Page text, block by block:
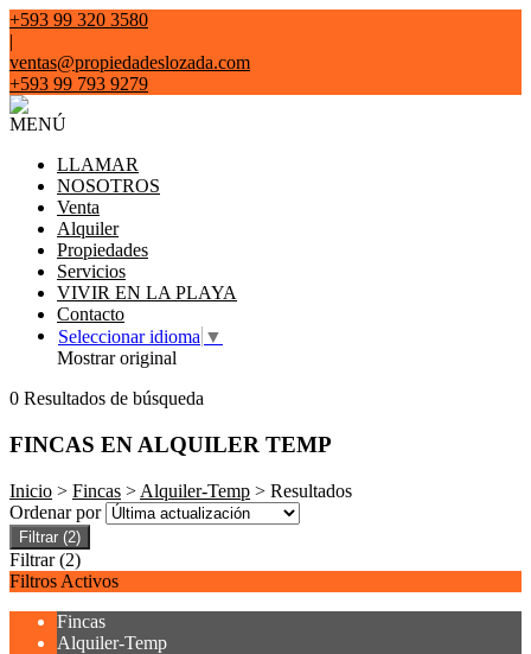
+593 99 320 3580
|
ventas@propiedadeslozada.com
+593 99 793 9279
MENÚ
LLAMAR
NOSOTROS
Venta
Alquiler
Propiedades
Servicios
VIVIR EN LA PLAYA
Contacto
Seleccionar idioma ▼
Mostrar original
0 Resultados de búsqueda
FINCAS EN ALQUILER TEMP
Inicio > Fincas > Alquiler-Temp > Resultados
Ordenar por
Filtrar (2)
Filtrar (2)
Filtros Activos
Fincas
Alquiler-Temp